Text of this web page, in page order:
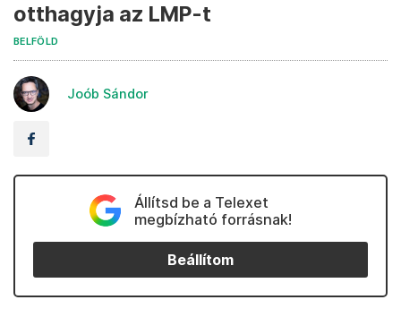
otthagyja az LMP-t
BELFÖLD
Joób Sándor
Állítsd be a Telexet
megbízható forrásnak!
Beállítom